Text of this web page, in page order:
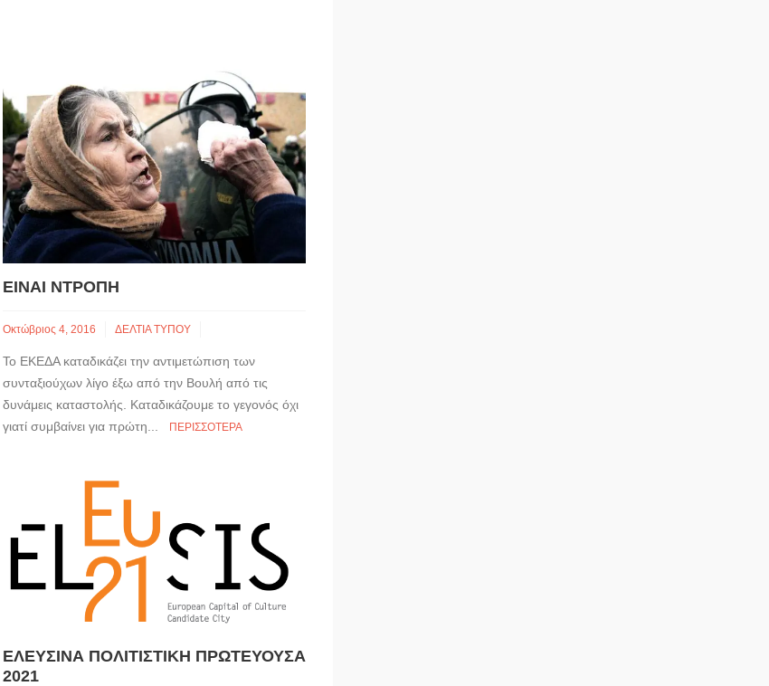
ΕΙΝΑΙ ΝΤΡΟΠΗ
Οκτώβριος 4, 2016 ΔΕΛΤΙΑ ΤΥΠΟΥ
Το ΕΚΕΔΑ καταδικάζει την αντιμετώπιση των
συνταξιούχων λίγο έξω από την Βουλή από τις
δυνάμεις καταστολής. Καταδικάζουμε το γεγονός όχι
γιατί συμβαίνει για πρώτη...
ΠΕΡΙΣΣΌΤΕΡΑ
ΕΛΕΥΣΙΝΑ ΠΟΛΙΤΙΣΤΙΚΗ ΠΡΩΤΕΥΟΥΣΑ
2021